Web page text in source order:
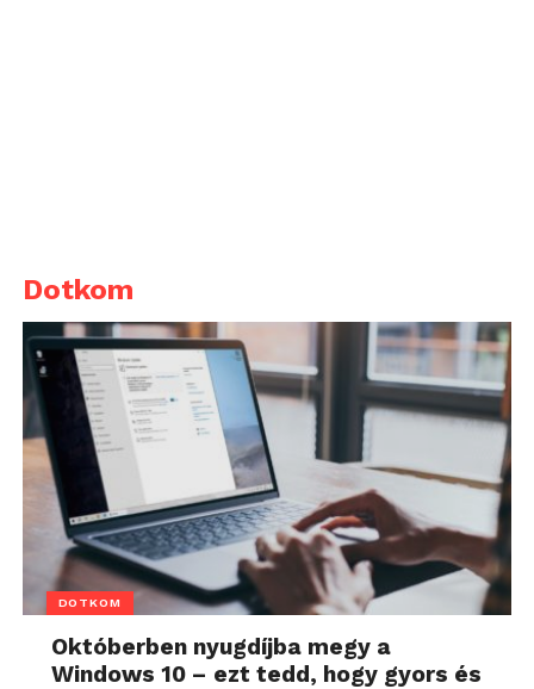
Dotkom
DOTKOM
Októberben nyugdíjba megy a
Windows 10 – ezt tedd, hogy gyors és